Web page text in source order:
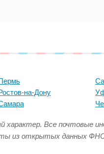
на-Дону
характер. Все почтовые
из открытых данных